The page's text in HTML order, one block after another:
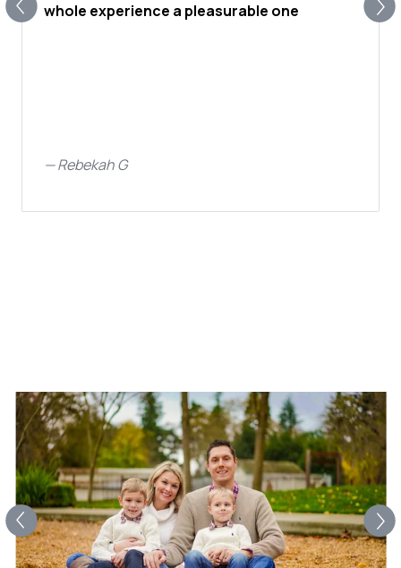
whole experience a pleasurable one
—Rebekah G